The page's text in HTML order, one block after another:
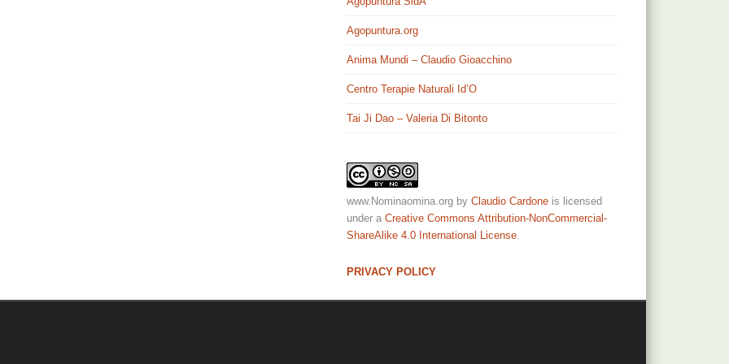
Agopuntura.org
Anima Mundi – Claudio Gioacchino
Centro Terapie Naturali Id’O
Tai Ji Dao – Valeria Di Bitonto
www.Nominaomina.org byClaudio Cardone is licensed
under aCreative Commons Attribution-NonCommercial-
ShareAlike 4.0 International License
PRIVACY POLICY